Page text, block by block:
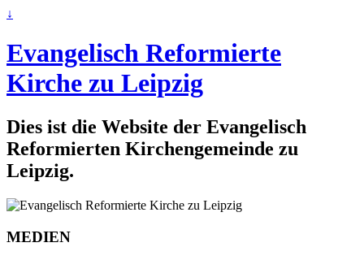
↓
Evangelisch Reformierte
Kirche zu Leipzig
Dies ist die Website der Evangelisch
Reformierten Kirchengemeinde zu
Leipzig.
MEDIEN